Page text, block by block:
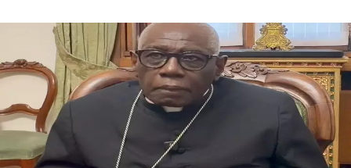
Como surgiu o costume de usar velas para a
Missa?